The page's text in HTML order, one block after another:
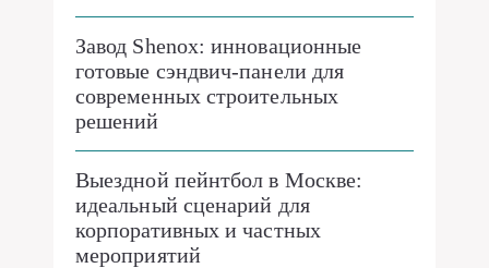
Завод Shenox: инновационные
готовые сэндвич-панели для
современных строительных
решений
Выездной пейнтбол в Москве:
идеальный сценарий для
корпоративных и частных
мероприятий